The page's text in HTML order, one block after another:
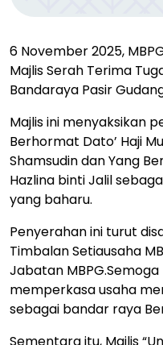
6 November 2025,
Majlis Serah Terima
Bandaraya Pasir
Majlis ini menyaksikan
Berhormat Dato’ Haji
Shamsudin dan Yang
Hazlina binti Jalil
yang baharu.
Penyerahan ini turut
Timbalan Setiausaha
Jabatan
memperkasa usaha
sebagai bandar raya